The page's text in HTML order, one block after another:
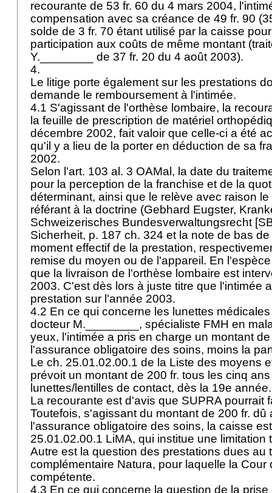
recourante de 53 fr. 60 du 4 mars 2004,
compensation avec sa créance de 49 fr. 90
solde de 3 fr. 70 étant utilisé par la caisse
participation aux coûts de même montant
Y.________ de 37 fr. 20 du 4 août 2003).
4.
Le litige porte également sur les prestations
demande le remboursement à l'intimée.
4.1 S'agissant de l'orthèse lombaire, la
la feuille de prescription de matériel
décembre 2002, fait valoir que celle-ci a été
qu'il y a lieu de la porter en déduction de sa
2002.
Selon l'art. 103 al. 3 OAMal , la date du
pour la perception de la franchise et de la
déterminant, ainsi que le relève avec raison
référant à la doctrine (Gebhard Eugster,
Schweizerisches Bundesverwaltungsrecht
Sicherheit, p. 187 ch. 324 et la note de bas
moment effectif de la prestation,
remise du moyen ou de l'appareil. En
que la livraison de l'orthèse lombaire est
2003. C'est dès lors à juste titre que l'intimée
prestation sur l'année 2003.
4.2 En ce qui concerne les lunettes
docteur M.________, spécialiste FMH en
yeux, l'intimée a pris en charge un montant
l'assurance obligatoire des soins, moins la
Le ch. 25.01.02.00.1 de la Liste des moyens
prévoit un montant de 200 fr. tous les cinq
lunettes/lentilles de contact, dès la 19e
La recourante est d'avis que SUPRA pourrait
Toutefois, s'agissant du montant de 200 fr. dû
l'assurance obligatoire des soins, la caisse
25.01.02.00.1 LiMA, qui institue une limitation
Autre est la question des prestations dues au
complémentaire Natura, pour laquelle la
compétente.
4.3 En ce qui concerne la question de la